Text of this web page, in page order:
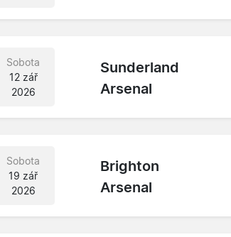
Sobota
12 zář
2026
Sunderland
Arsenal
Sobota
19 zář
2026
Brighton
Arsenal